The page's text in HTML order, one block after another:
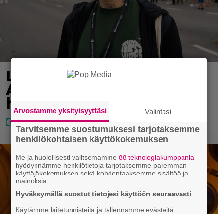
Laulaja Aki Samuli on nyt
Aki Kirvesniemi – tässä
hääkuva
Arvostamme yksityisyyttäsi Valintasi
Tarvitsemme suostumuksesi tarjotaksemme
henkilökohtaisen käyttökokemuksen
Me ja huolellisesti valitsemamme88 teknologiakumppania
hyödynnämme henkilötietoja tarjotaksemme paremman
käyttäjäkokemuksen sekä kohdentaaksemme sisältöä ja
mainoksia.
Hyväksymällä suostut tietojesi käyttöön seuraavasti
Käytämme laitetunnisteita ja tallennamme evästeitä